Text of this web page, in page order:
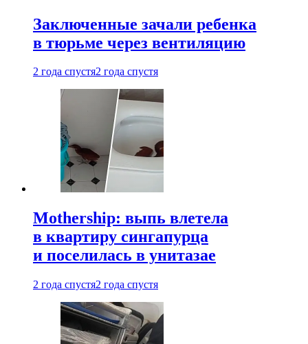
Заключенные зачали ребенка
в тюрьме через вентиляцию
2 года спустя2 года спустя
Mothership: выпь влетела
в квартиру сингапурца
и поселилась в унитазае
2 года спустя2 года спустя